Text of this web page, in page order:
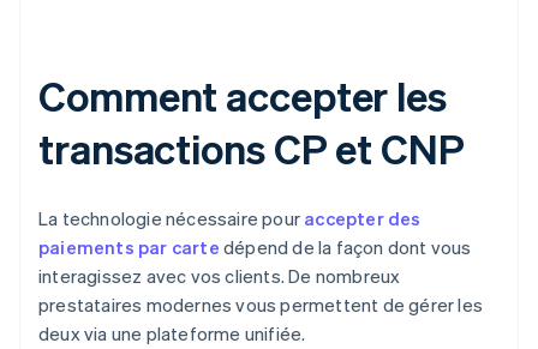
Comment accepter les
transactions CP et CNP
La technologie nécessaire pour accepter des
paiements par carte dépend de la façon dont vous
interagissez avec vos clients. De nombreux
prestataires modernes vous permettent de gérer les
deux via une plateforme unifiée.